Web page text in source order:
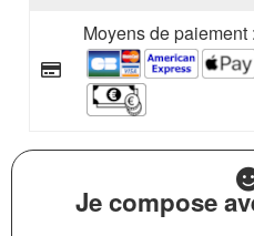
Moyens de paiement :
Je compose